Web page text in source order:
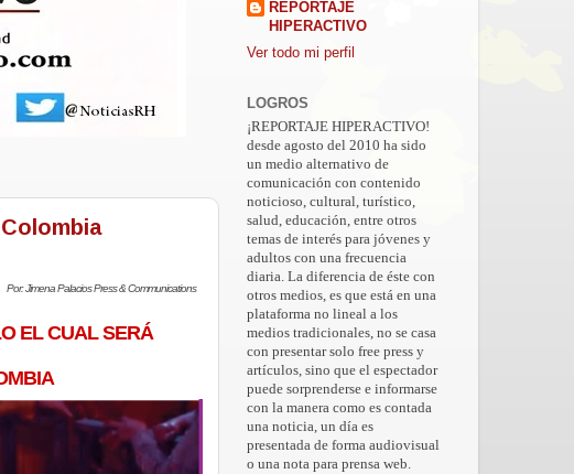
Por: Jimena Palacios Press & Communications
EL CUAL SERÁ
REPORTAJE
HIPERACTIVO
Ver todo mi perfil
LOGROS
¡REPORTAJE HIPERACTIVO!
desde agosto del 2010 ha sido
un medio alternativo de
comunicación con contenido
noticioso, cultural, turístico,
salud, educación, entre otros
temas de interés para jóvenes y
adultos con una frecuencia
diaria. La diferencia de éste con
otros medios, es que está en una
plataforma no lineal a los
medios tradicionales, no se casa
con presentar solo free press y
artículos, sino que el espectador
puede sorprenderse e informarse
con la manera como es contada
una noticia, un día es
presentada de forma audiovisual
o una nota para prensa web.